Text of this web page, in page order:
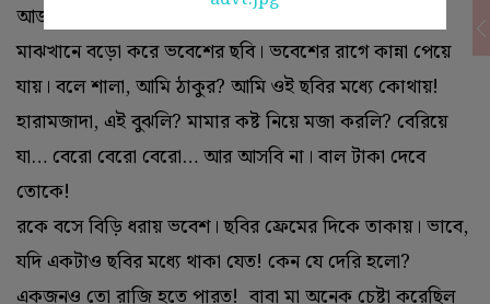
আজকে ফ্রেমের মধ্যে ওই পাঁচটা ছবি আটকে নিয়ে এসেছে।
মাঝখানে বড়ো করে ভবেশের ছবি। ভবেশের রাগে কান্না পেয়ে
যায়। বলে শালা, আমি ঠাকুর? আমি ওই ছবির মধ্যে কোথায়!
হারামজাদা, এই বুঝলি? মামার কষ্ট নিয়ে মজা করলি? বেরিয়ে
যা… বেরো বেরো বেরো… আর আসবি না। বাল টাকা দেবে
তোকে!
রকে বসে বিড়ি ধরায় ভবেশ। ছবির ফ্রেমের দিকে তাকায়। ভাবে,
যদি একটাও ছবির মধ্যে থাকা যেত! কেন যে দেরি হলো?
একজনও তো রাজি হতে পারত! বাবা মা অনেক চেষ্টা করেছিল